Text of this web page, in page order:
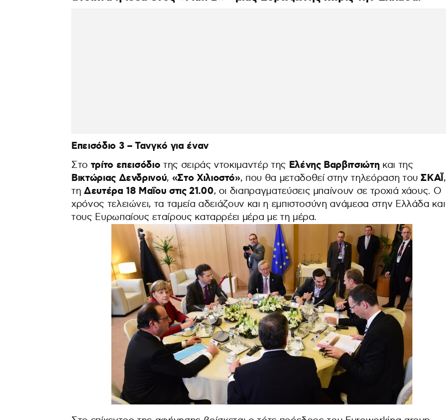
Επεισόδιο 3 – Τανγκό για έναν
Στο τρίτο επεισόδιο της σειράς ντοκιμαντέρ της Ελένης Βαρβιτσιώτηκαι της
Βικτώριας Δενδρινού, «Στο Χιλιοστό», που θα μεταδοθεί στην τηλεόραση του ΣΚΑΪ,
τη Δευτέρα 18 Μαΐου στις 21.00, οι διαπραγματεύσεις μπαίνουν σε τροχιά χάους. Ο
χρόνος τελειώνει, τα ταμεία αδειάζουν και η εμπιστοσύνη ανάμεσα στην Ελλάδα και
τους Ευρωπαίους εταίρους καταρρέει μέρα με τη μέρα.